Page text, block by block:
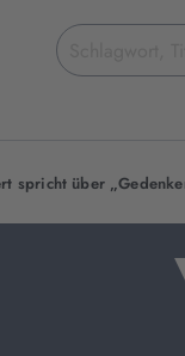
Suchbegriff
eingeben
spricht über